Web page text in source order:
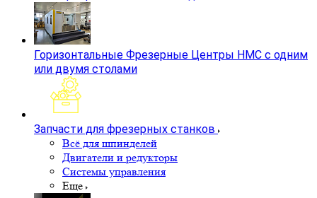
Горизонтальные Фрезерные Центры HMC с одним
или двумя столами
Запчасти для фрезерных станков
Всё для шпинделей
Двигатели и редукторы
Системы управления
Еще